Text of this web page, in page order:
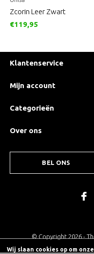
Zcorin Leer Zwart
€119,95
Klantenservice
Mijn account
Categorieën
Over ons
BEL ONS
© Copyright 2026-
Wij slaan cookies op om